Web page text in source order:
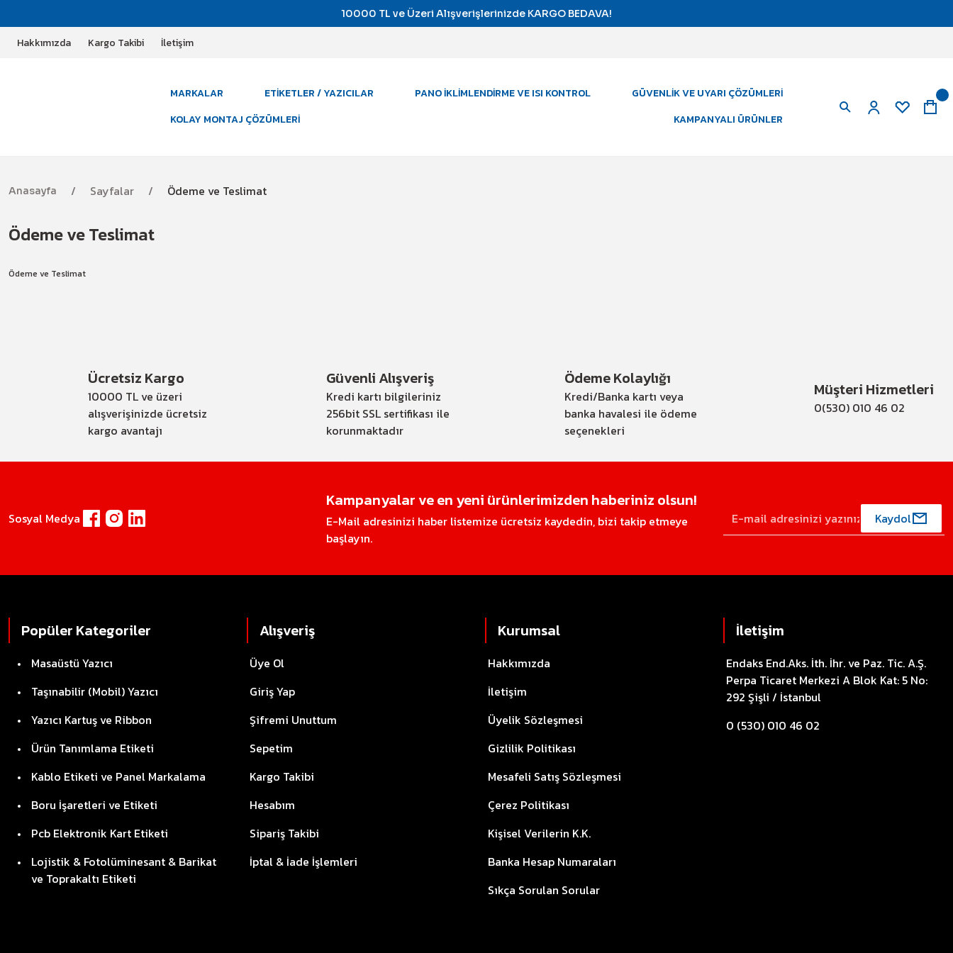
10000 TL ve Üzeri Alışverişlerinizde KARGO BEDAVA!
Hakkımızda Kargo Takibi İletişim
MARKALAR ETIKETLER / YAZICILAR PANO İKLIMLENDIRME VE ISI KONTROL
GÜVENLIK VE UYARI ÇÖZÜMLERI
KOLAY MONTAJ ÇÖZÜMLERI
KAMPANYALI ÜRÜNLER
Anasayfa Sayfalar Ödeme ve Teslimat
Ödeme ve Teslimat
Ödeme ve Teslimat
Ücretsiz Kargo
10000 TL ve üzeri
alışverişinizde ücretsiz
kargo avantajı
Güvenli Alışveriş
Kredi kartı bilgileriniz
256bit SSL sertifikası ile
korunmaktadır
Ödeme Kolaylığı
Kredi/Banka kartı veya
banka havalesi ile ödeme
seçenekleri
Müşteri Hizmetleri
0(530) 010 46 02
Sosyal Medya
Kampanyalar ve en yeni ürünlerimizden haberiniz olsun!
E-Mail adresinizi haber listemize ücretsiz kaydedin, bizi takip etmeye
başlayın.
Kaydol
Popüler Kategoriler
Masaüstü Yazıcı
Taşınabilir (Mobil) Yazıcı
Yazıcı Kartuş ve Ribbon
Ürün Tanımlama Etiketi
Kablo Etiketi ve Panel Markalama
Boru İşaretleri ve Etiketi
Pcb Elektronik Kart Etiketi
Lojistik & Fotolüminesant & Barikat
ve Toprakaltı Etiketi
Alışveriş
Üye Ol
Giriş Yap
Şifremi Unuttum
Sepetim
Kargo Takibi
Hesabım
Sipariş Takibi
İptal & İade İşlemleri
Kurumsal
Hakkımızda
İletişim
Üyelik Sözleşmesi
Gizlilik Politikası
Mesafeli Satış Sözleşmesi
Çerez Politikası
Kişisel Verilerin K.K.
Banka Hesap Numaraları
Sıkça Sorulan Sorular
İletişim
Endaks End.Aks. İth. İhr. ve Paz. Tic. A.Ş.
Perpa Ticaret Merkezi A Blok Kat: 5 No:
292 Şişli / İstanbul
0 (530) 010 46 02